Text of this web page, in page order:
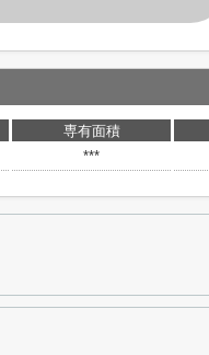
専有面積
***